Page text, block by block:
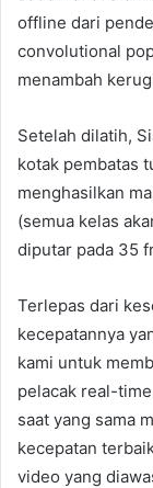
offline dari
convolutional
menambah
Setelah dilatih,
kotak pembatas
menghasilkan
(semua kelas
diputar pada 35
Terlepas dari
kecepatannya
kami untuk
pelacak real-
saat yang sama
kecepatan
video yang